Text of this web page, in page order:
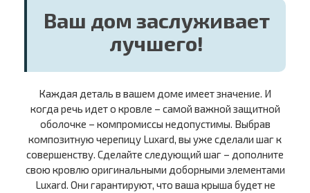
Ваш дом заслуживает
лучшего!
Каждая деталь в вашем доме имеет значение. И
когда речь идет о кровле – самой важной защитной
оболочке – компромиссы недопустимы. Выбрав
композитную черепицу Luxard, вы уже сделали шаг к
совершенству. Сделайте следующий шаг – дополните
свою кровлю оригинальными доборными элементами
Luxard. Они гарантируют, что ваша крыша будет не